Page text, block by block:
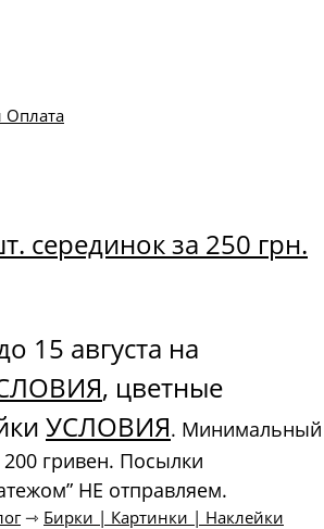
Оплата
серединок за 250 грн.
15 августа на
, цветные
УСЛОВИЯ. Минимальный
200 гривен. Посылки
НЕ отправляем.
⇾ Бирки | Картинки | Наклейки